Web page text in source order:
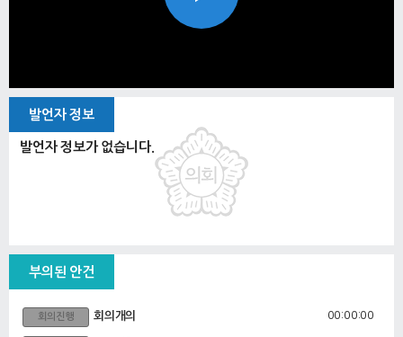
Play
발언자 정보
발언자 정보가 없습니다.
부의된 안건
회의진행 회의개의 00:00:00